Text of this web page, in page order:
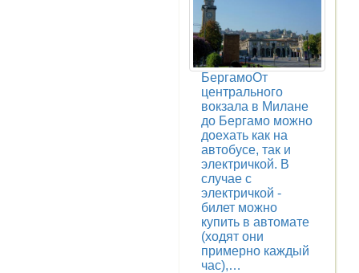
БергамоОт
центрального
вокзала в Милане
до Бергамо можно
доехать как на
автобусе, так и
электричкой. В
случае с
электричкой -
билет можно
купить в автомате
(ходят они
примерно каждый
час),…